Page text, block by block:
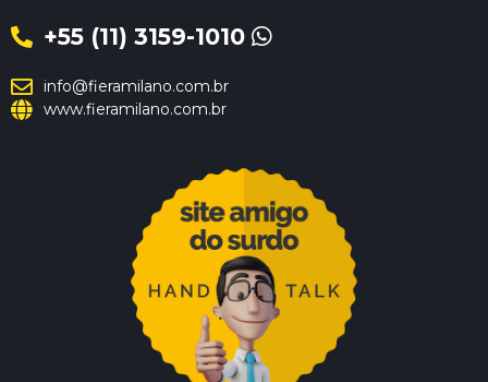
+55 (11) 3159-1010
info@fieramilano.com.br
www.fieramilano.com.br